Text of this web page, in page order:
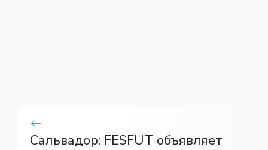
Сальвадор: FESFUT объявляет